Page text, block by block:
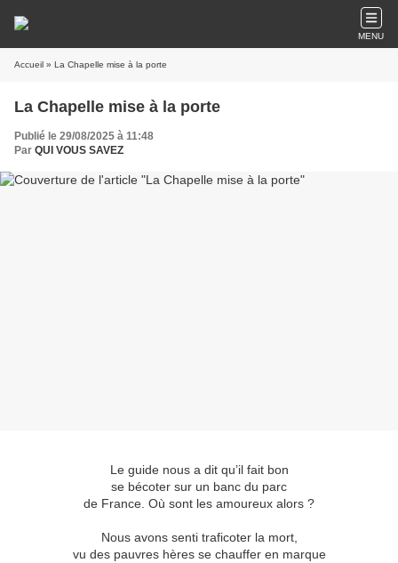
MENU
Accueil » La Chapelle mise à la porte
La Chapelle mise à la porte
Publié le 29/08/2025 à 11:48
Par QUI VOUS SAVEZ
Le guide nous a dit qu’il fait bon
se bécoter sur un banc du parc
de France. Où sont les amoureux alors ?
Nous avons senti traficoter la mort,
vu des pauvres hères se chauffer en marque